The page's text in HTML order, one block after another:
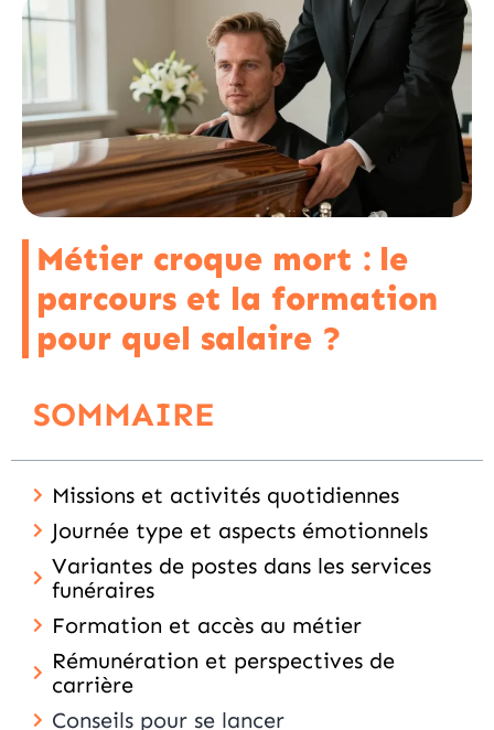
Métier croque mort : le
parcours et la formation
pour quel salaire ?
SOMMAIRE
Missions et activités quotidiennes
Journée type et aspects émotionnels
Variantes de postes dans les services
funéraires
Formation et accès au métier
Rémunération et perspectives de
carrière
Conseils pour se lancer